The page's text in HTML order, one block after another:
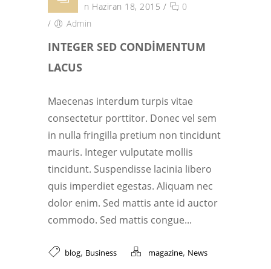
Posted on Haziran 18, 2015 /
0
/
Admin
INTEGER SED CONDIMENTUM
LACUS
Maecenas interdum turpis vitae
consectetur porttitor. Donec vel sem
in nulla fringilla pretium non tincidunt
mauris. Integer vulputate mollis
tincidunt. Suspendisse lacinia libero
quis imperdiet egestas. Aliquam nec
dolor enim. Sed mattis ante id auctor
commodo. Sed mattis congue...
blog, Business magazine, News